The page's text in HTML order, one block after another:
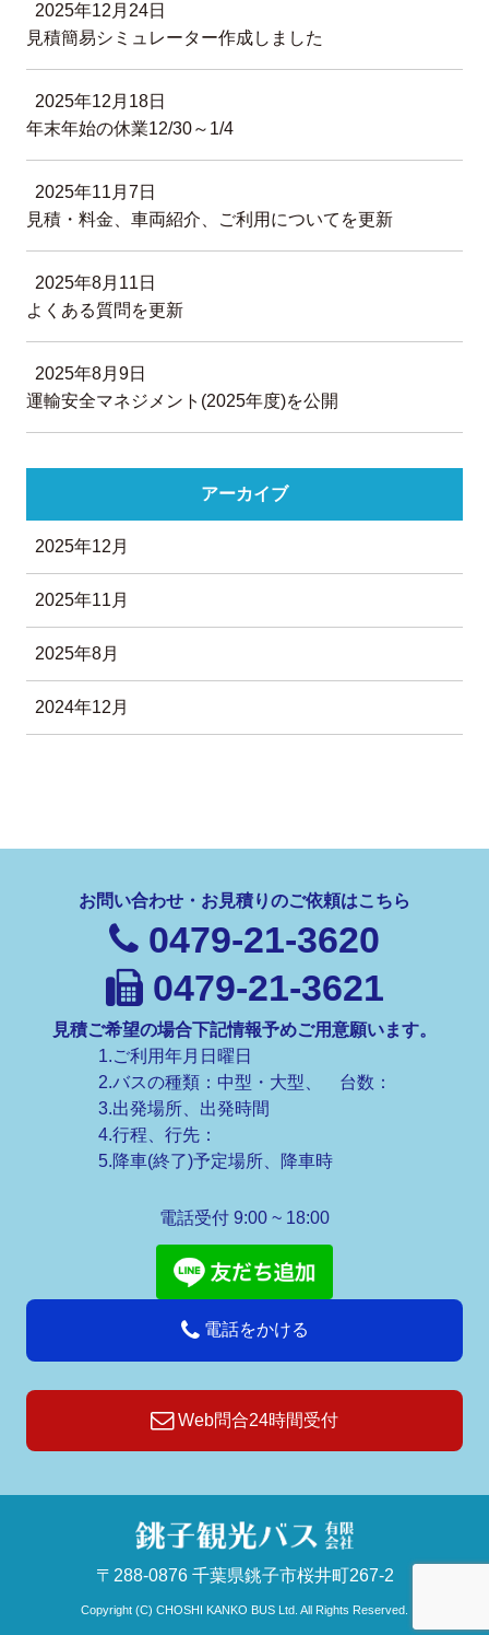
2025年12月24日
見積簡易シミュレーター作成しました
2025年12月18日
年末年始の休業12/30～1/4
2025年11月7日
見積・料金、車両紹介、ご利用についてを更新
2025年8月11日
よくある質問を更新
2025年8月9日
運輸安全マネジメント(2025年度)を公開
アーカイブ
2025年12月
2025年11月
2025年8月
2024年12月
お問い合わせ・お見積りのご依頼はこちら
0479-21-3620
0479-21-3621
見積ご希望の場合下記情報予めご用意願います。
1.ご利用年月日曜日
2.バスの種類：中型・大型、 台数：
3.出発場所、出発時間
4.行程、行先：
5.降車(終了)予定場所、降車時
電話受付 9:00 ~ 18:00
電話をかける
Web問合24時間受付
〒288-0876 千葉県銚子市桜井町267-2
Copyright (C) CHOSHI KANKO BUS Ltd. All Rights Reserved.